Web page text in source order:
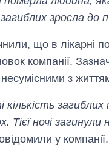
зросла до
що в лікарні
компанії.
з
Тієї ночі
у компанії.